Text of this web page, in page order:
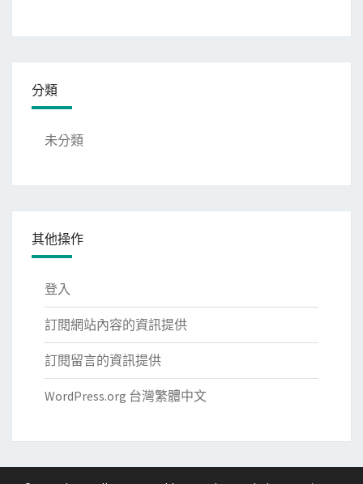
分類
未分類
其他操作
登入
訂閱網站內容的資訊提供
訂閱留言的資訊提供
WordPress.org 台灣繁體中文